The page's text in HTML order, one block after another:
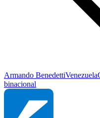
Armando BenedettiVenezuela
binacional